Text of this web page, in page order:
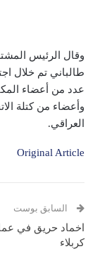
وقال الرئيس
طالباني تم خلال
عدد من أعضاء
وأعضاء من كتلة
العراقي.
Original Article
السابق بوست
اخماد حريق في
كربلاء